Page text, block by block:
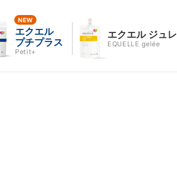
エクエル
プチプラス
Petit+
エクエル ジュレ
EQUELLE gelée